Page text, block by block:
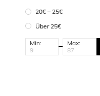
20€ – 25€
Über 25€
Min: Max: